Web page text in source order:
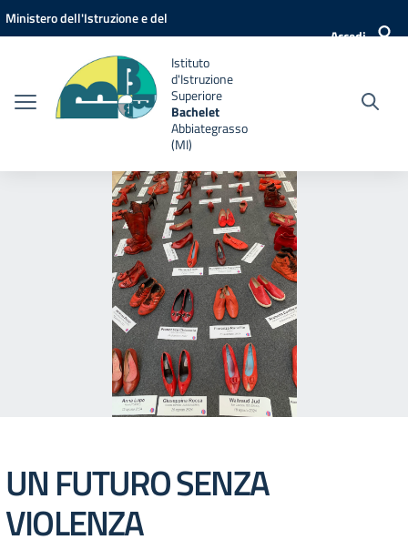
Vai ai contenuti
Vai al menu di navigazione
Vai al footer
Ministero dell'Istruzione e del
Accedi
Istituto
d'Istruzione
Superiore
Bachelet
Abbiategrasso
(MI)
UN FUTURO SENZA
VIOLENZA